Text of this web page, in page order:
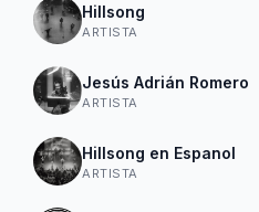
Hillsong
ARTISTA
Jesús Adrián Romero
ARTISTA
Hillsong en Espanol
ARTISTA